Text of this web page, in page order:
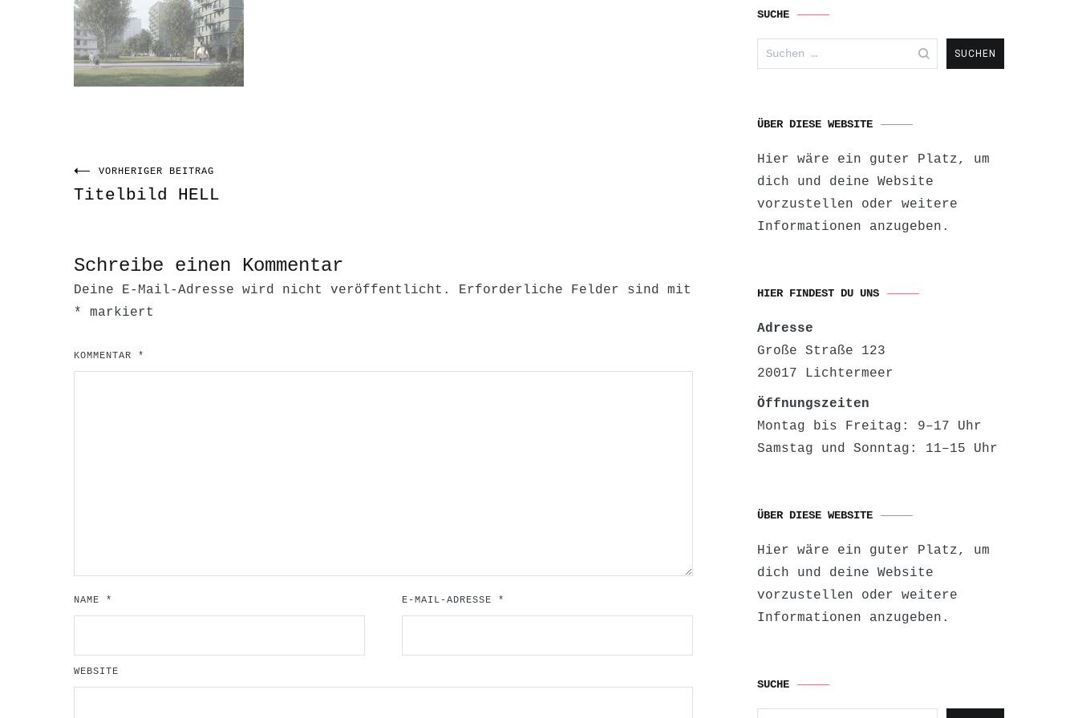
Beitragsnavigation
VORHERIGER BEITRAG
Titelbild HELL
Schreibe einen Kommentar
Deine E-Mail-Adresse wird nicht veröffentlicht.
Erforderliche Felder sind mit
*
markiert
KOMMENTAR *
NAME * E-MAIL-ADRESSE *
WEBSITE
SUCHE
nach:
ÜBER DIESE WEBSITE
Hier wäre ein guter Platz, um
dich und deine Website
vorzustellen oder weitere
Informationen anzugeben.
HIER FINDEST DU UNS
Adresse
Große Straße 123
20017 Lichtermeer
Öffnungszeiten
Montag bis Freitag: 9–17 Uhr
Samstag und Sonntag: 11–15 Uhr
ÜBER DIESE WEBSITE
Hier wäre ein guter Platz, um
dich und deine Website
vorzustellen oder weitere
Informationen anzugeben.
SUCHE